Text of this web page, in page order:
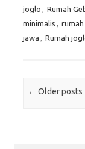
joglo , Rumah
minimalis ,
jawa , Rumah
Post navigation
← Older posts